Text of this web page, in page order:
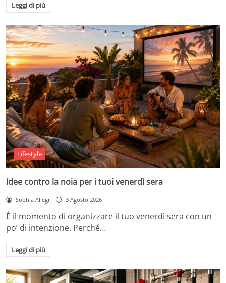
Leggi di più
Lifestyle
Idee contro la noia per i tuoi venerdì sera
Sophia Allegri 3 Agosto 2026
È il momento di organizzare il tuo venerdì sera con un
po’ di intenzione. Perché…
Leggi di più